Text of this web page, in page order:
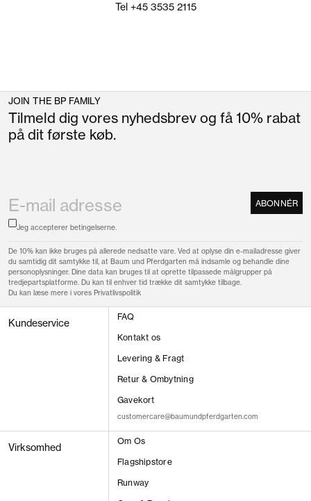
Tel +45 3535 2115
JOIN THE BP FAMILY
Tilmeld dig vores nyhedsbrev og få 10% rabat
på dit første køb.
ABONNÉR
Jeg accepterer betingelserne.
De 10% kan ikke bruges på allerede nedsatte vare. Ved at oplyse din e-mailadresse giver
du samtidig dit samtykke til, at Baum und Pferdgarten må indsamle og behandle dine
personoplysninger. Dine data kan bruges til at oprette tilpassede målgrupper på
tredjepartsplatforme. Du kan til enhver tid trække dit samtykke tilbage.
Du kan læse mere i vores Privatlivspolitik
Kundeservice
FAQ
Kontakt os
Levering & Fragt
Retur & Ombytning
Gavekort
customercare@baumundpferdgarten.com
Virksomhed
Om Os
Flagshipstore
Runway